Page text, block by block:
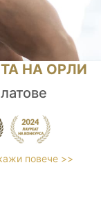
НА ОРЛИ
повече >>